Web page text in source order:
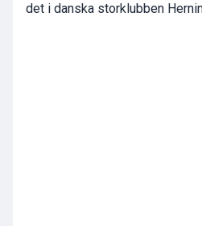
det i danska storklubben